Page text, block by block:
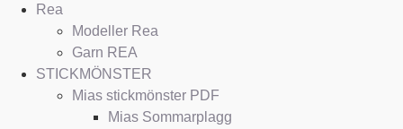
Rea
Modeller Rea
Garn REA
STICKMÖNSTER
Mias stickmönster PDF
Mias Sommarplagg